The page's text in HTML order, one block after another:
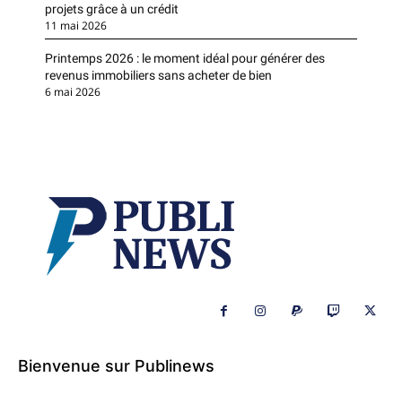
projets grâce à un crédit
11 mai 2026
Printemps 2026 : le moment idéal pour générer des
revenus immobiliers sans acheter de bien
6 mai 2026
Bienvenue sur Publinews